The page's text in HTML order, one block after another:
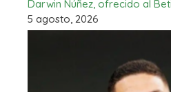
Darwin Núñez, ofrecido al
5 agosto, 2026